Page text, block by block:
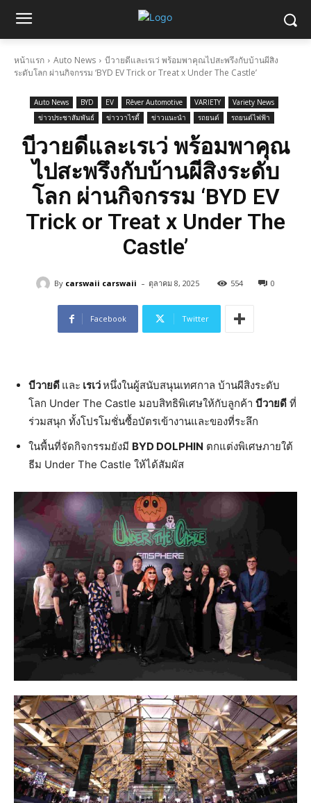
หน้าแรก Auto News
บีวายดีและเรเว่ พร้อมพาคุณไปสะพรึงกับบ้านผีสิง
ระดับโลก ผ่านกิจกรรม ‘BYD EV Trick or Treat x Under The Castle’
Auto News BYD EV Rêver Automotive VARIETY
Variety News
ข่าวประชาสัมพันธ์
ข่าววาไรตี้ ข่าวแนะนำ รถยนต์ รถยนต์ไฟฟ้า
บีวายดีและเรเว่ พร้อมพาคุณ
ไปสะพรึงกับบ้านผีสิงระดับ
โลก ผ่านกิจกรรม ‘BYD EV
Trick or Treat x Under The
Castle’
By carswaii carswaii - ตุลาคม 8, 2025 554 0
Facebook Twitter
บีวายดี และ เรเว่หนึ่งในผู้สนับสนุนเทศกาล บ้านผีสิงระดับ
โลก Under The Castle มอบสิทธิพิเศษให้กับลูกค้า บีวายดี ที่
ร่วมสนุก ทั้งโปรโมชั่นซื้อบัตรเข้างานและของที่ระลึก
ในพื้นที่จัดกิจกรรมยังมี BYD DOLPHIN ตกแต่งพิเศษภายใต้
ธีม Under The Castle ให้ได้สัมผัส